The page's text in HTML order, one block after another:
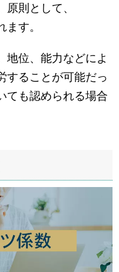
原則として、
ます。
地位、能力などによ
することが可能だっ
ても認められる場合